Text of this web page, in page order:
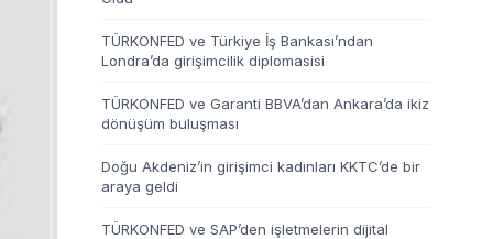
TÜRKONFED ve Türkiye İş Bankası’ndan
Londra’da girişimcilik diplomasisi
TÜRKONFED ve Garanti BBVA’dan Ankara’da ikiz
dönüşüm buluşması
Doğu Akdeniz’in girişimci kadınları KKTC’de bir
araya geldi
TÜRKONFED ve SAP’den işletmelerin dijital